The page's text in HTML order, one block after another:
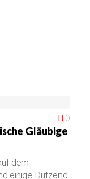
0
Gläubige
dem
einige Dutzend